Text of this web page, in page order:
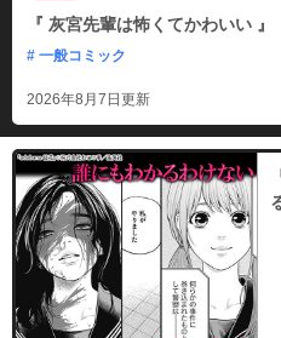
『 灰宮先輩は怖くてかわいい 』
# 一般コミック
2026年8月7日更新